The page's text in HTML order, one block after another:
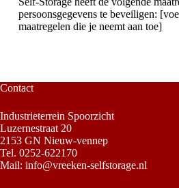
persoonsgegevens te beveiligen:
maatregelen die je neemt aan toe]
Contact
Industrieterrein Spoorzicht
Luzernestraat 20
2153 GN Nieuw-vennep
Tel. 0252-622170
Mail: info@vreeken-selfstorage.nl